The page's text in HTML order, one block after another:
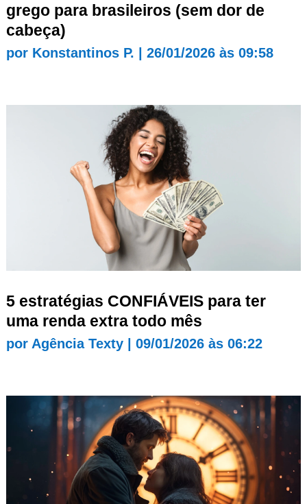
grego para brasileiros (sem dor de
cabeça)
por Konstantinos P. 26/01/2026 às 09:58
5 estratégias CONFIÁVEIS para ter
uma renda extra todo mês
por Agência Texty| 09/01/2026 às 06:22